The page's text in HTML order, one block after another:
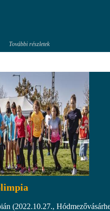
További részletek
(2022.10.27.,